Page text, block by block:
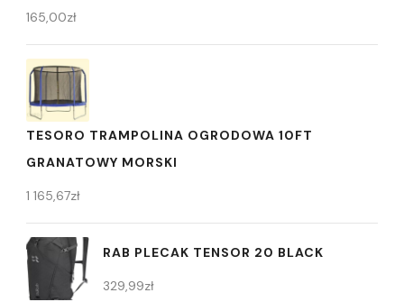
165,00zł
TESORO TRAMPOLINA OGRODOWA 10FT
GRANATOWY MORSKI
1 165,67zł
RAB PLECAK TENSOR 20 BLACK
329,99zł